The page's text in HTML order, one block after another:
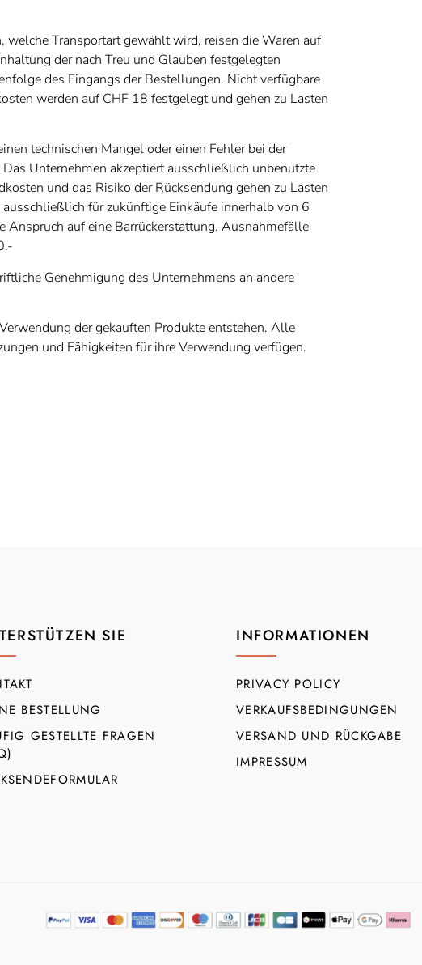
welche Transportart gewählt wird, reisen die Waren auf
der nach Treu und Glauben festgelegten
des Eingangs der Bestellungen. Nicht verfügbare
werden auf CHF 18 festgelegt und gehen zu Lasten
technischen Mangel oder einen Fehler bei der
Unternehmen akzeptiert ausschließlich unbenutzte
und das Risiko der Rücksendung gehen zu Lasten
für zukünftige Einkäufe innerhalb von 6
auf eine Barrückerstattung. Ausnahmefälle
Genehmigung des Unternehmens an andere
der gekauften Produkte entstehen. Alle
und Fähigkeiten für ihre Verwendung verfügen.
SIE
BESTELLUNG
GESTELLTE FRAGEN
INFORMATIONEN
PRIVACY POLICY
VERKAUFSBEDINGUNGEN
VERSAND UND RÜCKGABE
IMPRESSUM